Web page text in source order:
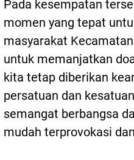
Pada kesempatan
momen yang tepat
masyarakat
untuk memanjatkan
kita tetap diberikan
persatuan dan
semangat berbangsa
mudah terprovokasi